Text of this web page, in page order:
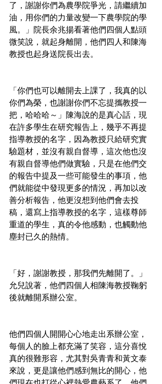
了，謝謝你們為農學院爭光，請繼續加
油，用你們的力量改變一下農學院的學
風。」院長余兆揚看著他們四個人點頭
微笑說，就起身離開，他們四人和陳海
教授也起身送院長出去。
「你們也可以離開去上課了，我真的以
你們為榮，也謝謝你們不忘提攜教授一
把，哈哈哈～」陳海說的是真心話，現
在許多學生在研究報告上，幾乎不再提
指導教授的名字，因為教授只給研究實
驗題材，並沒有親自督導，這次他也沒
有親自督導他們做實驗，只是在他們交
的報告中提及一些可能發生的事項，他
們就能從中發現更多的情況，再加以改
善分析報告，他更沒想到他們會去投
稿，還寫上指導教授的名字，這樣尊師
重道的學生，真的令他感動，也觸動他
塵封已久的熱情。
「好，謝謝教授，那我們先離開了。」
允兒說著，他們四個人相陳海教授鞠躬
後就離開系辦公室。
他們四個人開開心心地走出系辦公室，
每個人的臉上都充滿了笑容，這分喜悅
真的很難形容，尤其對吳青青和黃文泰
來說，更是讓他們感到無比的開心，他